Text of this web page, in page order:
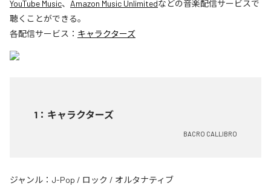
YouTube Music、 Amazon Music Unlimitedなどの音楽配信サービスで
聴くことができる。
各配信サービス： キャラクターズ
1 ： キャラクターズ
BACRO CALLIBRO
ジャンル： J-Pop / ロック / オルタナティブ